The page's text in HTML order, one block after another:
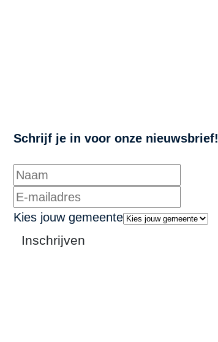
Schrijf je in voor onze nieuwsbrief!
Kies jouw gemeente
Inschrijven